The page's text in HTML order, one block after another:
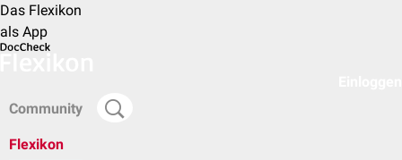
Das Flexikon
als App
Community
Flexikon